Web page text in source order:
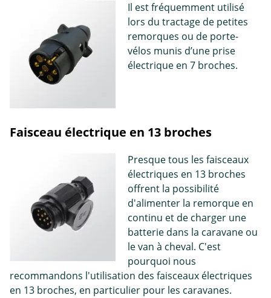
Il est fréquemment utilisé
lors du tractage de petites
remorques ou de porte-
vélos munis d’une prise
électrique en 7 broches.
Faisceau électrique en 13 broches
Presque tous les faisceaux
électriques en 13 broches
offrent la possibilité
d'alimenter la remorque en
continu et de charger une
batterie dans la caravane ou
le van à cheval. C'est
pourquoi nous
recommandons l'utilisation des faisceaux électriques
en 13 broches, en particulier pour les caravanes.